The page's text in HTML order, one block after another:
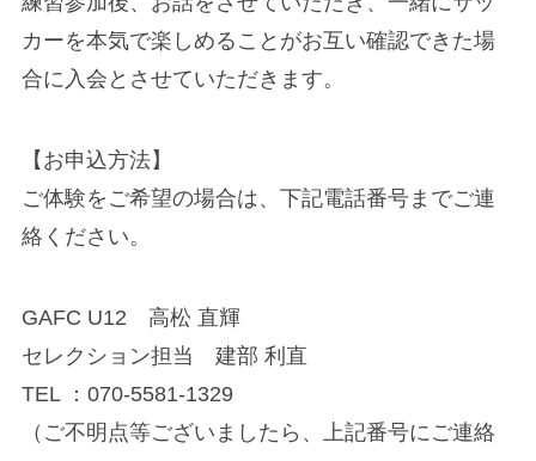
カーを本気で楽しめることがお互い確認できた場
合に入会とさせていただきます。
【お申込方法】
ご体験をご希望の場合は、下記電話番号までご連
絡ください。
GAFC U12 高松 直輝
セレクション担当 建部 利直
TEL ：070-5581-1329
（ご不明点等ございましたら、上記番号にご連絡